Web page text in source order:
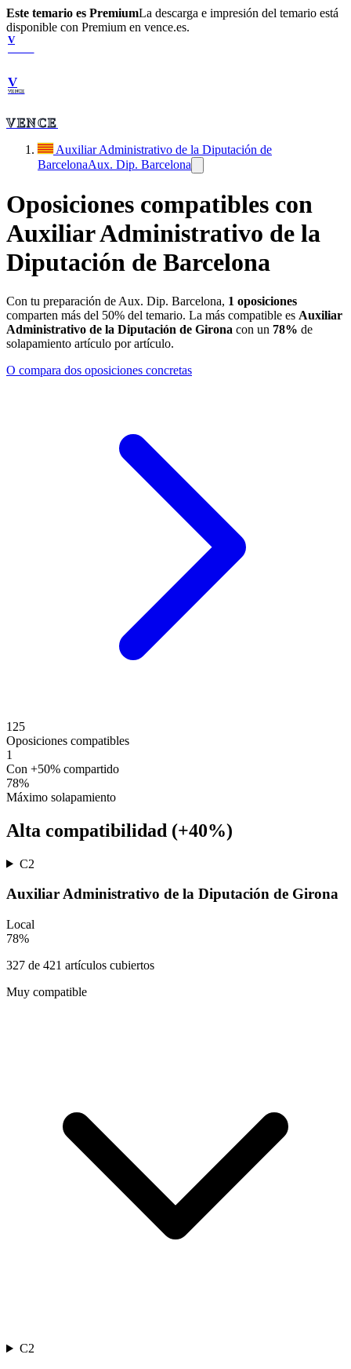
Este temario es PremiumLa descarga e impresión del temario está
disponible con Premium en vence.es.
V
V
VENCE
VENCE
Auxiliar Administrativo de la Diputación de
BarcelonaAux. Dip. Barcelona
Oposiciones compatibles con
Auxiliar Administrativo de la
Diputación de Barcelona
Con tu preparación de Aux. Dip. Barcelona, 1 oposiciones
comparten más del 50% del temario. La más compatible es Auxiliar
Administrativo de la Diputación de Girona con un 78% de
solapamiento artículo por artículo.
O compara dos oposiciones concretas
125
Oposiciones compatibles
1
Con +50% compartido
78%
Máximo solapamiento
Alta compatibilidad (+40%)
C2
Auxiliar Administrativo de la Diputación de Girona
Local
78%
327 de 421 artículos cubiertos
Muy compatible
C2